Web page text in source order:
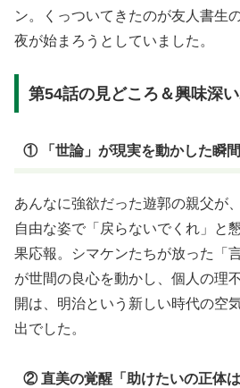
ン。くっついてきたのが友人書生
夜が始まろうとしていました。
第54話の見どころ＆興味深
① 「世論」が現実を動かした瞬
あんなに強欲だった遊郭の親父が
自由な姿で「戻らないでくれ」と
果応報。シマケンたちが放った「
が世間の良心を動かし、個人の理
開は、明治という新しい時代の空
出でした。
② 直美の覚醒「助けたいの正体は